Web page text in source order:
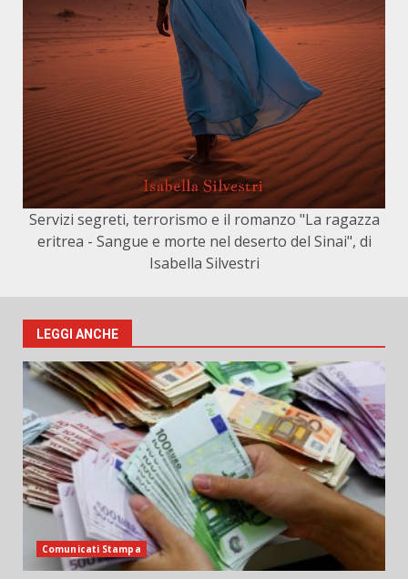
Servizi segreti, terrorismo e il romanzo "La ragazza
eritrea - Sangue e morte nel deserto del Sinai", di
Isabella Silvestri
LEGGI ANCHE
Comunicati Stampa